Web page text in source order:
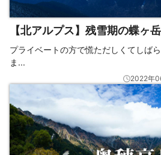
【北アルプス】残雪期の蝶ヶ
プライベートの方で慌ただしくてしば
ま ...
2022年